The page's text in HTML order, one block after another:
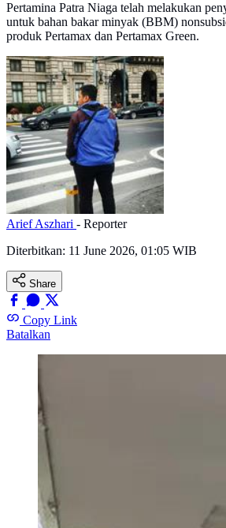
Pertamina Patra Niaga telah melakukan
untuk bahan bakar minyak (BBM)
produk Pertamax dan Pertamax Green.
Arief Aszhari - Reporter
Diterbitkan: 11 June 2026, 01:05 WIB
Share
Copy Link
Batalkan